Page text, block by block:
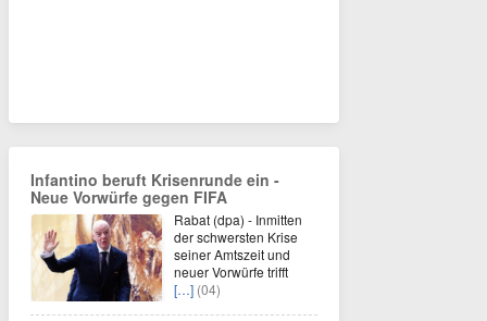
Infantino beruft Krisenrunde ein -
Neue Vorwürfe gegen FIFA
Rabat (dpa) - Inmitten
der schwersten Krise
seiner Amtszeit und
neuer Vorwürfe trifft
[…] (04)